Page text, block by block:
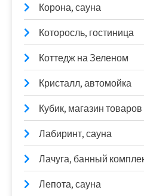
Корона, сауна
Которосль, гостиница
Коттедж на Зеленом
Кристалл, автомойка
Кубик, магазин
Лабиринт, сауна
Лачуга, банный
Лепота, сауна